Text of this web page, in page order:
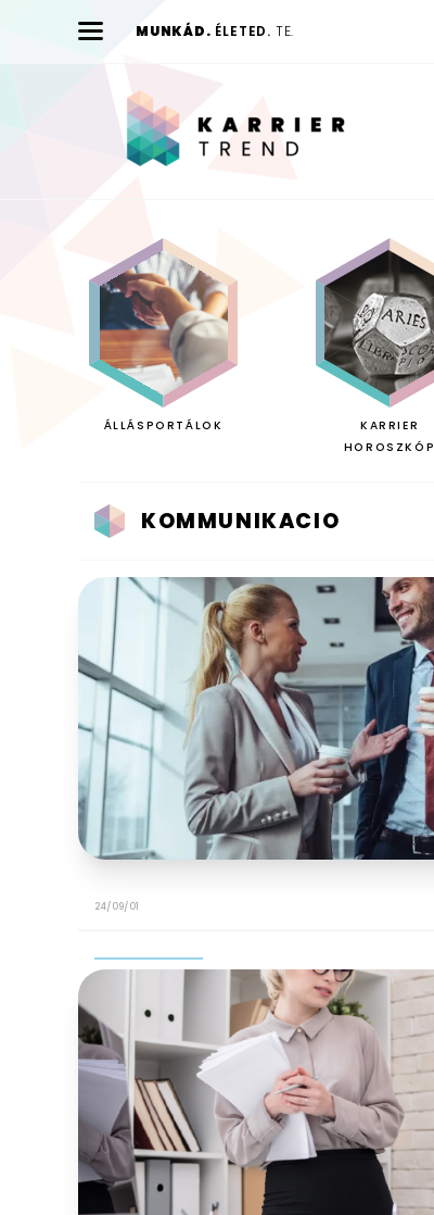
MUNKÁD. ÉLETED. TE.
ÁLLÁSPORTÁLOK
KARRIER
HOROSZKÓP
KOMMUNIKACIO
24/09/01